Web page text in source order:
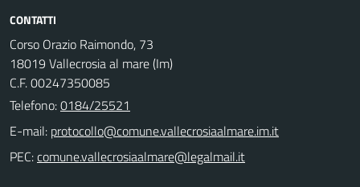
CONTATTI
Corso Orazio Raimondo, 73
18019 Vallecrosia al mare (Im)
C.F. 00247350085
Telefono:0184/25521
E-mail:
PEC: